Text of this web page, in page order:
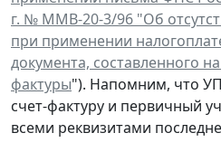
г. № ММВ-20-3/96 "Об
при применении
документа, составленного
фактуры"). Напомним, что
счет-фактуру и первичный
всеми реквизитами